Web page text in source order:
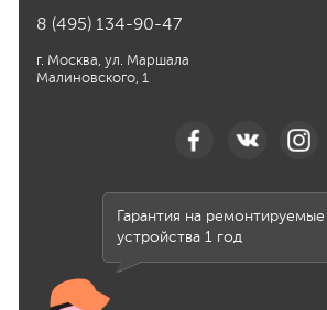
8 (495) 134-90-47
г. Москва, ул. Маршала
Малиновского, 1
Гарантия на ремонтируемые
устройства 1 год